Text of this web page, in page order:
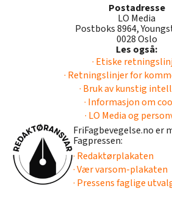
Postadresse
LO Media
Postboks 8964,
0028 Oslo
Les også:
· Etiske
· Retningslinjer for
· Bruk av kunstig
· Informasjon om
· LO Media og
FriFagbevegelse.no er
Fagpressen:
· Redaktørplakaten
· Vær varsom-plakaten
· Pressens faglige